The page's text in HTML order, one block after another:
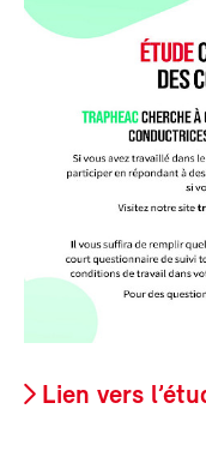
Lien vers